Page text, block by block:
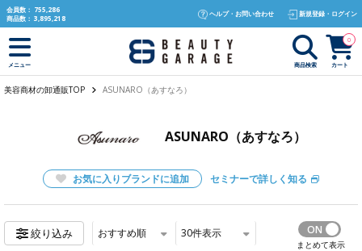
text.skipToContent
text.skipToNavigation
会員数： 755,286
商品数： 3,895,218
ヘルプ・お問い合わせ 新規登録・ログイン
メニュー 商品検索 カート
0
美容商材の卸通販TOP ASUNARO（あすなろ）
ASUNARO（あすなろ）
お気に入りブランドに追加 セミナーで詳しく知る
絞り込み おすすめ順 30件表示
まとめて表示